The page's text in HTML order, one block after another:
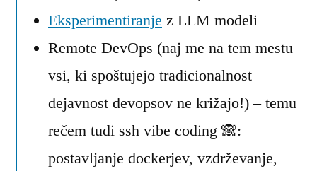
Eksperimentiranje z LLM modeli
Remote DevOps (naj me na tem mestu
vsi, ki spoštujejo tradicionalnost
dejavnost devopsov ne križajo!) – temu
rečem tudi ssh vibe coding 🙈:
postavljanje dockerjev, vzdrževanje,